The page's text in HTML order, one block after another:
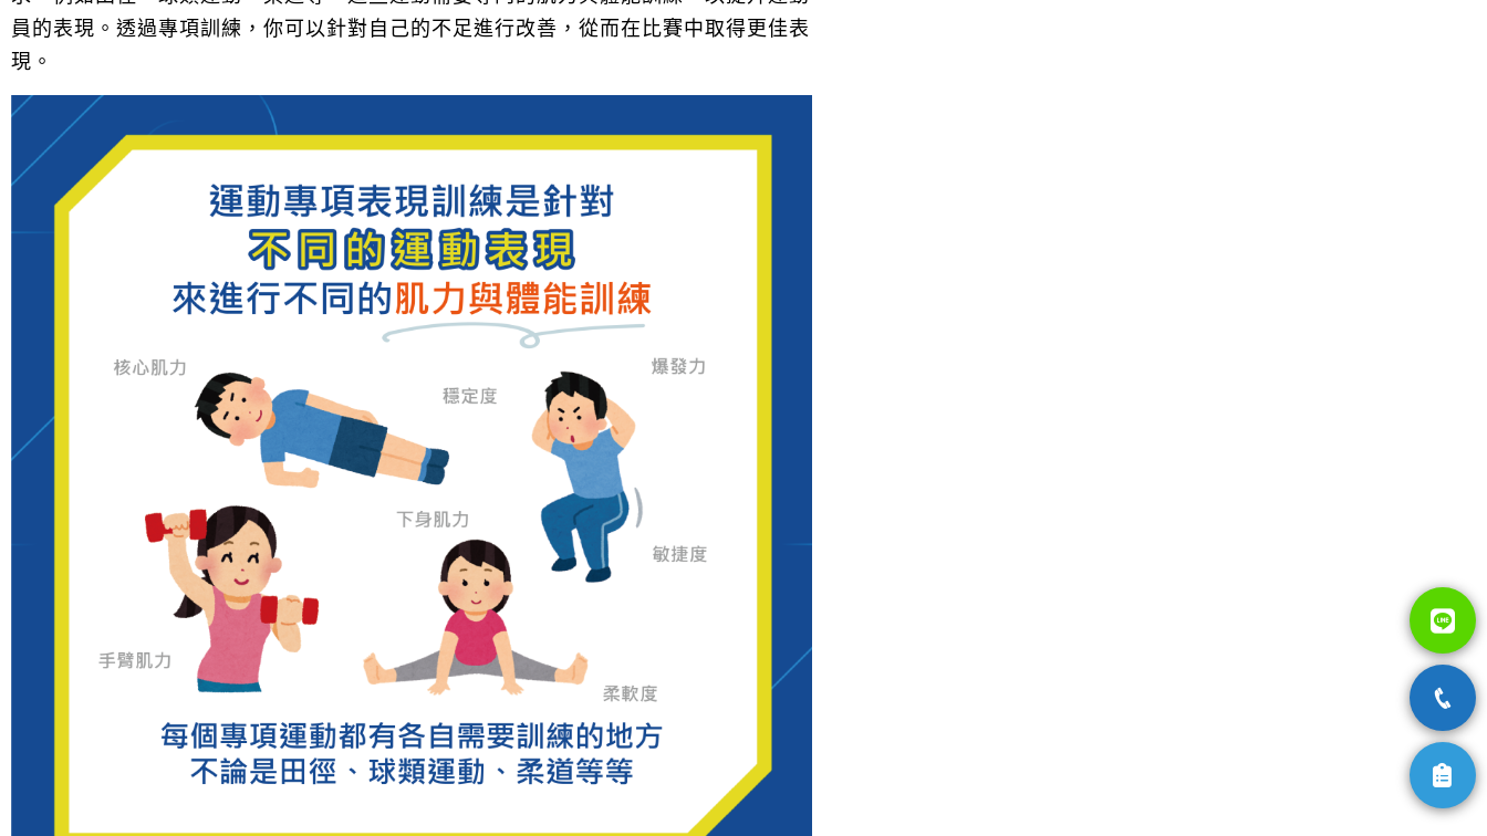
員的表現。透過專項訓練，你可以針對自己的不足進行改善，從而在比賽中取得更佳表
現。